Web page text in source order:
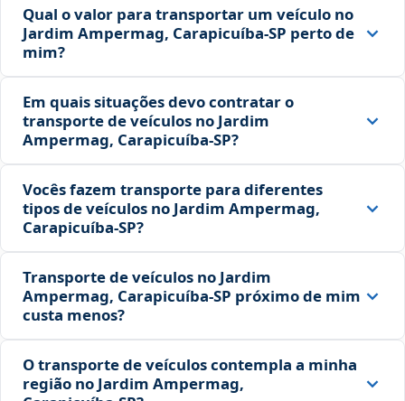
Qual o valor para transportar um veículo no
Jardim Ampermag, Carapicuíba‑SP perto de
mim?
Em quais situações devo contratar o
transporte de veículos no Jardim
Ampermag, Carapicuíba‑SP?
Vocês fazem transporte para diferentes
tipos de veículos no Jardim Ampermag,
Carapicuíba‑SP?
Transporte de veículos no Jardim
Ampermag, Carapicuíba‑SP próximo de mim
custa menos?
O transporte de veículos contempla a minha
região no Jardim Ampermag,